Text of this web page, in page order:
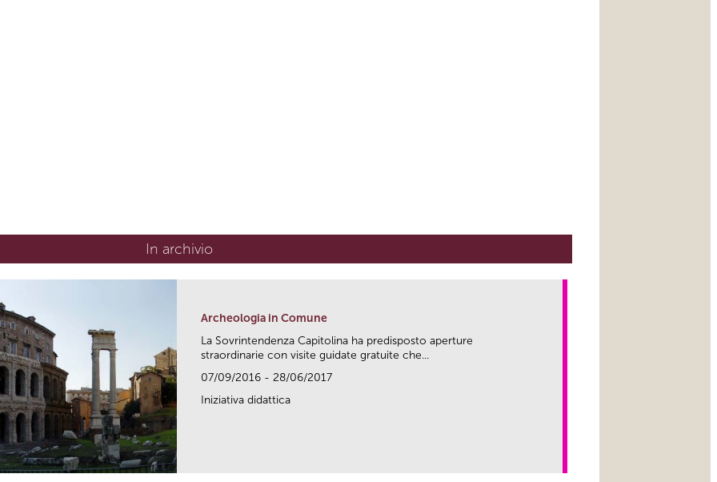
In archivio
Archeologia in Comune
La Sovrintendenza Capitolina ha predisposto aperture
straordinarie con visite guidate gratuite che...
07/09/2016 - 28/06/2017
Iniziativa didattica